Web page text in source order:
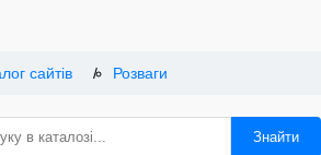
сайтів Розваги
Знайти